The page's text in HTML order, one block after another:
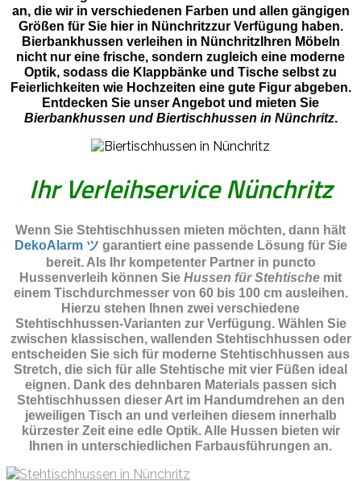
an, die wir in verschiedenen Farben und allen gängigen
Größen für Sie hier in Nünchritzzur Verfügung haben.
Bierbankhussen verleihen in NünchritzIhren Möbeln
nicht nur eine frische, sondern zugleich eine moderne
Optik, sodass die Klappbänke und Tische selbst zu
Feierlichkeiten wie Hochzeiten eine gute Figur abgeben.
Entdecken Sie unser Angebot und mieten Sie
Bierbankhussen und Biertischhussen in Nünchritz.
Ihr Verleihservice Nünchritz
Wenn Sie Stehtischhussen mieten möchten, dann hält
DekoAlarm ツ garantiert eine passende Lösung für Sie
bereit. Als Ihr kompetenter Partner in puncto
Hussenverleih können Sie Hussen für Stehtische mit
einem Tischdurchmesser von 60 bis 100 cm ausleihen.
Hierzu stehen Ihnen zwei verschiedene
Stehtischhussen-Varianten zur Verfügung. Wählen Sie
zwischen klassischen, wallenden Stehtischhussen oder
entscheiden Sie sich für moderne Stehtischhussen aus
Stretch, die sich für alle Stehtische mit vier Füßen ideal
eignen. Dank des dehnbaren Materials passen sich
Stehtischhussen dieser Art im Handumdrehen an den
jeweiligen Tisch an und verleihen diesem innerhalb
kürzester Zeit eine edle Optik. Alle Hussen bieten wir
Ihnen in unterschiedlichen Farbausführungen an.